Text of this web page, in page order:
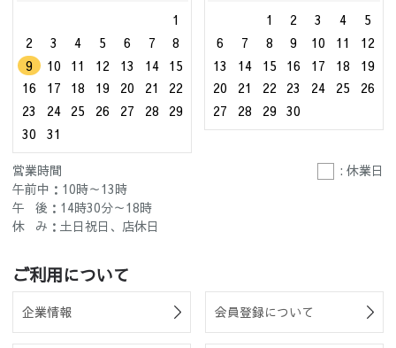
1
2
3 4 5 6 7
8
9
10 11 12 13 14
15
16
17 18 19 20 21
22
23
24 25 26 27 28
29
30
31
1
2 3 4
5
6
7 8 9 10 11
12
13
14 15 16 17 18
19
20
21 22 23 24 25
26
27
28 29 30
営業時間
: 休業日
午前中：10時～13時
午 後：14時30分～18時
休 み：土日祝日、店休日
ご利用について
企業情報 会員登録について